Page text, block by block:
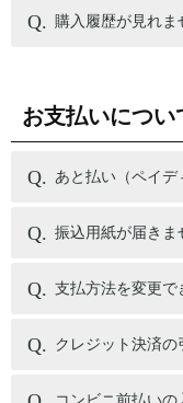
購入履歴が見れま
お支払いについ
あと払い（ペイデ
振込用紙が届きま
支払方法を変更で
クレジット決済